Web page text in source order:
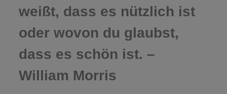
weißt, dass es nützlich ist
oder wovon du glaubst,
dass es schön ist. –
William Morris